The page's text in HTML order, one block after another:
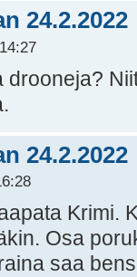
24.2.2022
drooneja?
24.2.2022
Krimi.
Osa
saa